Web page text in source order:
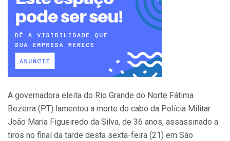
A governadora eleita do Rio Grande do Norte Fátima
Bezerra (PT) lamentou a morte do cabo da Polícia Militar
João Maria Figueiredo da Silva, de 36 anos, assassinado a
tiros no final da tarde desta sexta-feira (21) em São